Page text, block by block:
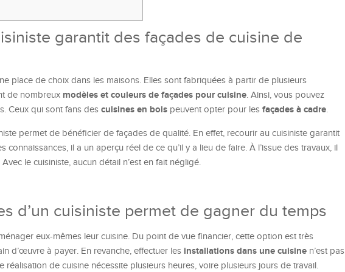
garantit des façades de cuisine de
place de choix dans les maisons. Elles sont fabriquées à partir de plusieurs
de nombreux modèles et couleurs de façades pour cuisine. Ainsi, vous pouvez
Ceux qui sont fans des cuisines en bois peuvent opter pour les façades à cadre.
permet de bénéficier de façades de qualité. En effet, recourir au cuisiniste garantit
connaissances, il a un aperçu réel de ce qu’il y a lieu de faire. À l’issue des travaux, il
Avec le cuisiniste, aucun détail n’est en fait négligé.
d’un cuisiniste permet de gagner du temps
eux-mêmes leur cuisine. Du point de vue financier, cette option est très
d’œuvre à payer. En revanche, effectuer les installations dans une cuisine n’est pas
de cuisine nécessite plusieurs heures, voire plusieurs jours de travail.